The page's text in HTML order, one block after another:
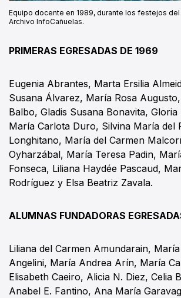
Equipo docente en 1989, durante los festejos del
Archivo InfoCañuelas.
PRIMERAS EGRESADAS DE 1969
Eugenia Abrantes, Marta Ersilia
Susana Álvarez, María Rosa
Balbo, Gladis Susana Bonavita, Gloria
María Carlota Duro, Silvina María del
Longhitano, María del Carmen
Oyharzábal, María Teresa Padin,
Fonseca, Liliana Haydée Pascaud,
Rodríguez y Elsa Beatriz Zavala.
ALUMNAS FUNDADORAS
Liliana del Carmen Amundarain,
Angelini, María Andrea Arín, María
Elisabeth Caeiro, Alicia N. Diez, Celia
Anabel E. Fantino, Ana María